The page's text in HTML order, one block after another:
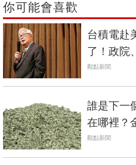
你可能會喜歡
台積電赴
了！政院
觀點新聞
誰是下一
在哪裡？
觀點新聞